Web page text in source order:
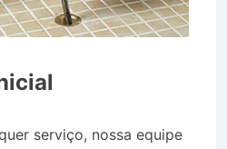
serviço, nossa equipe